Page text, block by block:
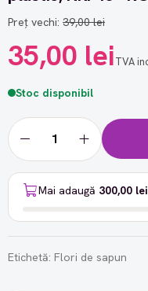
Preț vechi: 39,00 lei
35,00 leiTVA
Stoc disponibil
Mai adaugă 300,00 lei
Etichetă: Flori de sapun